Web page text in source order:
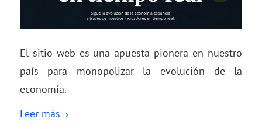
El sitio web es una apuesta pionera en nuestro
país para monopolizar la evolución de la
economía.
Leer más